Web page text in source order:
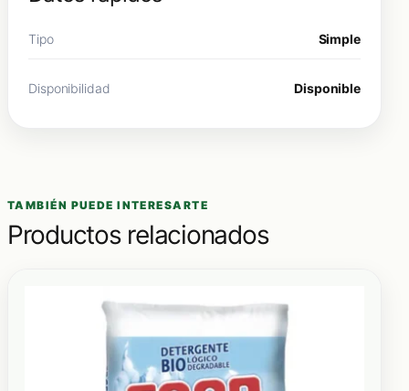
Tipo Simple
Disponibilidad Disponible
TAMBIÉN PUEDE INTERESARTE
Productos relacionados